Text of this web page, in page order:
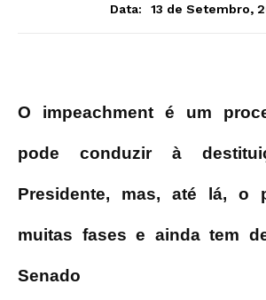
Data:
13 de Setembro,
O impeachment é um
pode conduzir à
Presidente, mas, até lá, o
muitas fases e ainda tem
Senado